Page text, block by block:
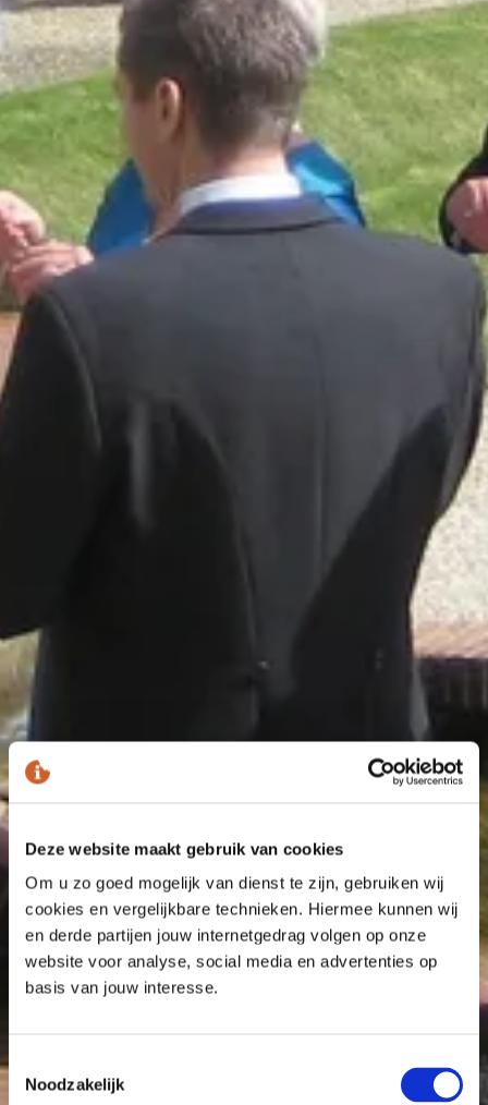
Deze website maakt gebruik van cookies
Om u zo goed mogelijk van dienst te zijn, gebruiken wij
cookies en vergelijkbare technieken. Hiermee kunnen wij
en derde partijen jouw internetgedrag volgen op onze
website voor analyse, social media en advertenties op
basis van jouw interesse.
Toestemmingsselectie
Noodzakelijk